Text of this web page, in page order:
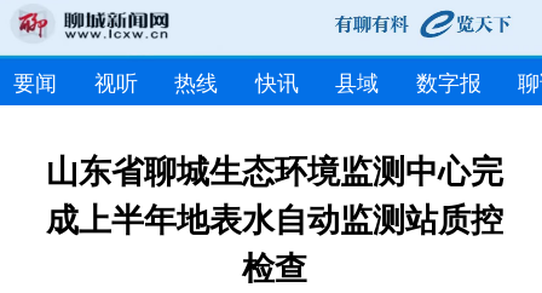
要闻 视听 热线 快讯 县域 数字报
山东省聊城生态环境监测中心完
成上半年地表水自动监测站质控
检查